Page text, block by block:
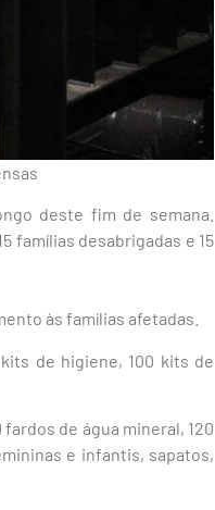
deste fim de semana.
famílias desabrigadas e 15
às famílias afetadas.
de higiene, 100 kits de
de água mineral, 120
e infantis, sapatos,